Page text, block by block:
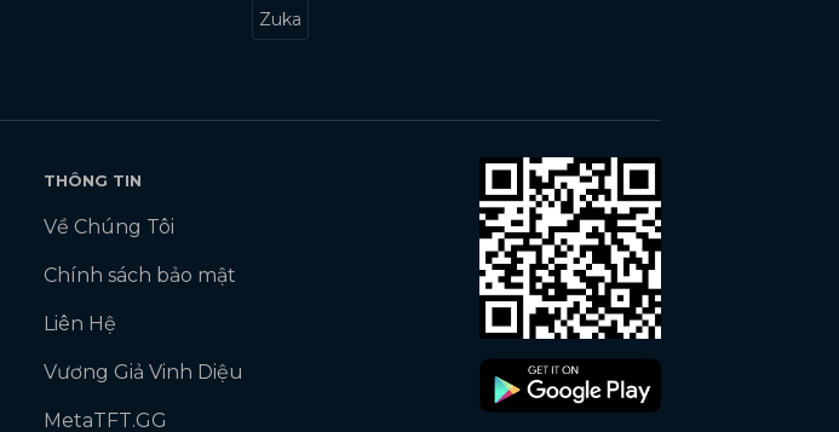
Zuka
THÔNG TIN
Về Chúng Tôi
Chính sách bảo mật
Liên Hệ
Vương Giả Vinh Diệu
MetaTFT.GG